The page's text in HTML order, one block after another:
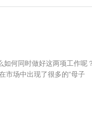
同时做好这两项工作呢
场中出现了很多的“母子